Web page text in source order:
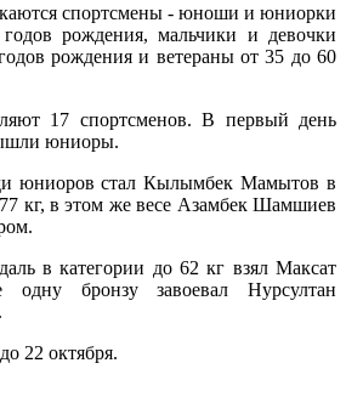
спортсмены - юноши и юниорки
рождения, мальчики и девочки
рождения и ветераны от 35 до 60
17 спортсменов. В первый день
юниоры.
юниоров стал Кылымбек Мамытов в
кг, в этом же весе Азамбек Шамшиев
в категории до 62 кг взял Максат
бронзу завоевал Нурсултан
22 октября.